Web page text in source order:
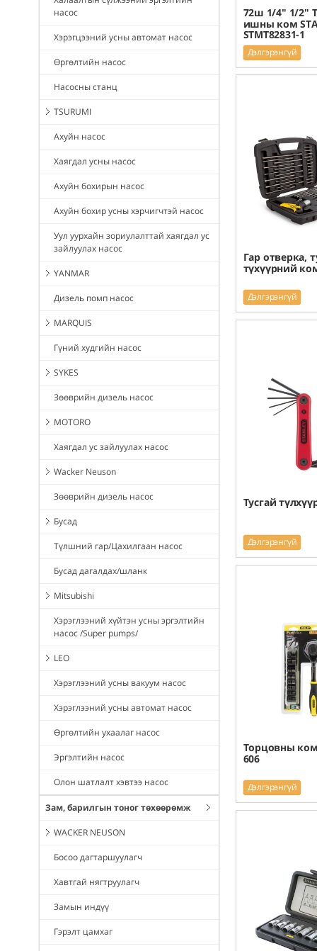
насос
Хэрэгцээний усны автомат насос
Өргөлтийн насос
Насосны станц
TSURUMI
Ахуйн насос
Хаягдал усны насос
Ахуйн бохирын насос
Ахуйн бохир усны хэрчигчтэй насос
Уул уурхайн зориулалттай хаягдал ус
зайлуулах насос
YANMAR
Дизель помп насос
MARQUIS
Гүний худгийн насос
SYKES
Зөөврийн дизель насос
MOTORO
Хаягдал ус зайлуулах насос
Wacker Neuson
Зөөврийн дизель насос
Бусад
Түлшний гар/Цахилгаан насос
Бусад дагалдах/шланк
Mitsubishi
Хэрэглээний хүйтэн усны эргэлтийн
насос /Super pumps/
LEO
Хэрэглээний усны вакуум насос
Хэрэглээний усны автомат насос
Өргөлтийн ухаалаг насос
Эргэлтийн насос
Олон шатлалт хэвтээ насос
Зам, барилгын тоног төхөөрөмж
WACKER NEUSON
Босоо дагтаршуулагч
Хавтгай нягтруулагч
Замын индүү
Гэрэлт цамхаг
72ш 1/4" 1/2"
ишны ком
STMT82831-1
Дэлгэрэнгүй
Гар отверка,
түхүүрний
Дэлгэрэнгүй
Тусгай
Дэлгэрэнгүй
Торцовны
606
Дэлгэрэнгүй